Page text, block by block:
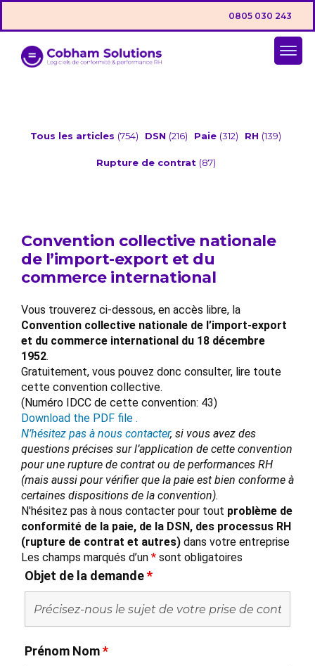
0805 030 243
Tous les articles (754) DSN (216) Paie (312) RH (139)
Rupture de contrat (87)
Convention collective nationale
de l’import-export et du
commerce international
Vous trouverez ci-dessous, en accès libre, la
Convention collective nationale de l’import-export
et du commerce international du 18 décembre
1952.
Gratuitement, vous pouvez donc consulter, lire toute
cette convention collective.
(Numéro IDCC de cette convention: 43)
Download the PDF file .
N’hésitez pas à nous contacter, si vous avez des
questions précises sur l’application de cette convention
pour une rupture de contrat ou de performances RH
(mais aussi pour vérifier que la paie est bien conforme à
certaines dispositions de la convention).
N'hésitez pas à nous contacter pour tout problème de
conformité de la paie, de la DSN, des processus RH
(rupture de contrat et autres) dans votre entreprise
Les champs marqués d’un * sont obligatoires
Objet de la demande*
Prénom Nom*